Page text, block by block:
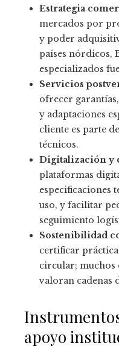
Estrategia
mercados por
y poder
países nórdicos,
especializados
Servicios
ofrecer
y adaptaciones
cliente es parte
técnicos.
Digitalización y
plataformas
especificaciones
uso, y facilitar
seguimiento
Sostenibilidad
certificar
circular; muchos
valoran cadenas
apoyo